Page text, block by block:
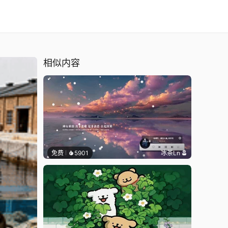
相似内容
免费 5901 冰茶Ln